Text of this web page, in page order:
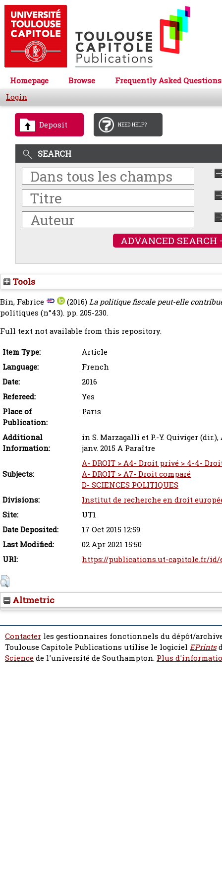
Homepage Browse
Frequently Asked Questions
Login
Deposit NEED HELP?
SEARCH
ADVANCED SEARCH
Tools
Bin, Fabrice (2016)La politique fiscale peut-elle
politiques (n°43). pp. 205-230.
Full text not available from this repository.
Item Type:
Article
Language:
French
Date:
2016
Refereed:
Yes
Place of
Publication:
Paris
Additional
Information:
in S. Marzagalli et P.-Y. Quiviger
janv. 2015 A Paraître
Subjects:
A- DROIT > A4- Droit privé > 4-4-
A- DROIT > A7- Droit comparé
D- SCIENCES POLITIQUES
Divisions:
Institut de recherche en droit
Site:
UT1
Date Deposited:
17 Oct 2015 12:59
Last Modified:
02 Apr 2021 15:50
URI:
https://publications.ut-capitole.fr/id/
Altmetric
Contacter les gestionnaires fonctionnels du dépôt/
Toulouse Capitole Publications utilise le logiciel EPrints
Sciencede l'université de Southampton. Plus